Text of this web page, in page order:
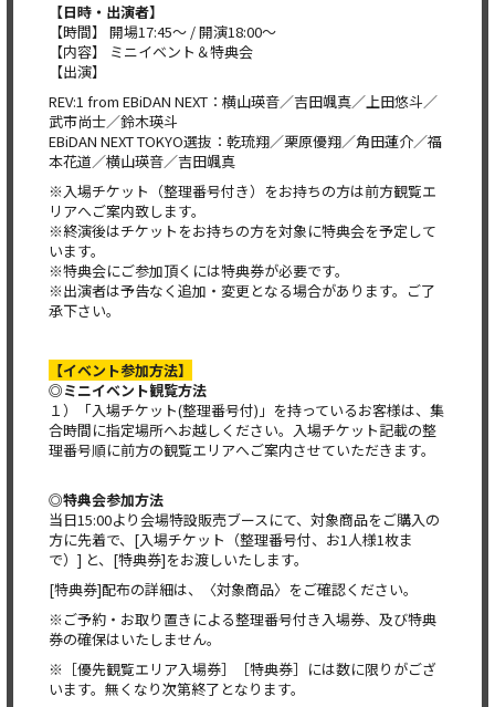
【日時・出演者】
【時間】 開場17:45〜 / 開演18:00～
【内容】 ミニイベント＆特典会
【出演】
REV:1 from EBiDAN NEXT：横山瑛音／吉田颯真／上田悠斗／
武市尚士／鈴木瑛斗
EBiDAN NEXT TOKYO選抜：乾琉翔／栗原優翔／角田蓮介／福
本花道／横山瑛音／吉田颯真
※入場チケット（整理番号付き）をお持ちの方は前方観覧エ
リアへご案内致します。
※終演後はチケットをお持ちの方を対象に特典会を予定して
います。
※特典会にご参加頂くには特典券が必要です。
※出演者は予告なく追加・変更となる場合があります。ご了
承下さい。
【イベント参加方法】
◎ミニイベント観覧方法
１）「入場チケット(整理番号付)」を持っているお客様は、集
合時間に指定場所へお越しください。入場チケット記載の整
理番号順に前方の観覧エリアへご案内させていただきます。
◎特典会参加方法
当日15:00より会場特設販売ブースにて、対象商品をご購入の
方に先着で、[入場チケット（整理番号付、お1人様1枚ま
で）] と、[特典券]をお渡しいたします。
[特典券]配布の詳細は、〈対象商品〉をご確認ください。
※ご予約・お取り置きによる整理番号付き入場券、及び特典
券の確保はいたしません。
※［優先観覧エリア入場券］［特典券］には数に限りがござ
います。無くなり次第終了となります。